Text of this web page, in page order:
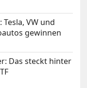
VW und
gewinnen
Das steckt hinter